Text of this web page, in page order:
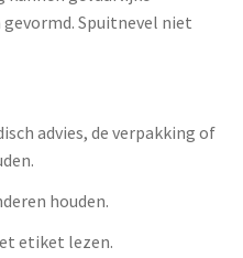
Spuitnevel niet
advies, de verpakking of
houden.
etiket lezen.